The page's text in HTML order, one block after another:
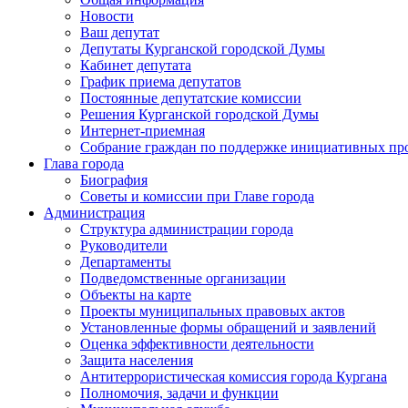
Новости
Ваш депутат
Депутаты Курганской городской Думы
Кабинет депутата
График приема депутатов
Постоянные депутатские комиссии
Решения Курганской городской Думы
Интернет-приемная
Собрание граждан по поддержке инициативных
Глава города
Биография
Советы и комиссии при Главе города
Администрация
Структура администрации города
Руководители
Департаменты
Подведомственные организации
Объекты на карте
Проекты муниципальных правовых актов
Установленные формы обращений и заявлений
Оценка эффективности деятельности
Защита населения
Антитеррористическая комиссия города Кургана
Полномочия, задачи и функции